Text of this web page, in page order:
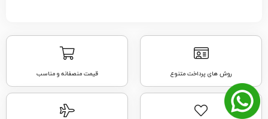
روش های پرداخت متنوع قیمت منصفانه و مناسب